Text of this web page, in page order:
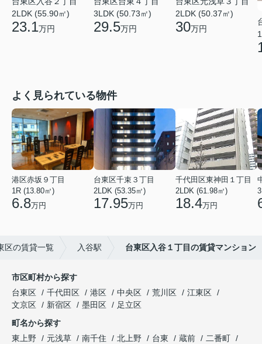
2LDK (55.90㎡)
23.1万円
3LDK (50.73㎡)
29.5万円
2LDK (50.37㎡)
30万円
よく見られている物件
港区赤坂９丁目
1R (13.80㎡)
6.8万円
台東区千束３丁目
2LDK (53.35㎡)
17.95万円
千代田区東神田１丁目
2LDK (61.98㎡)
18.4万円
区の賃貸一覧 入谷駅 台東区入谷１丁目の賃貸マンション
市区町村から探す
台東区
千代田区 港区 中央区 荒川区
江東区
文京区
新宿区 墨田区
足立区
町名から探す
東上野
元浅草 南千住 北上野 台東 蔵前
二番町